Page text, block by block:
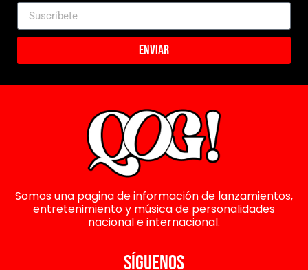
Enviar
Somos una pagina de información de lanzamientos,
entretenimiento y música de personalidades
nacional e internacional.
SÍGUENOS